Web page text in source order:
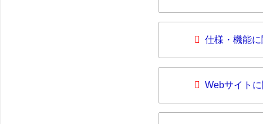
仕様・機能
Webサイト